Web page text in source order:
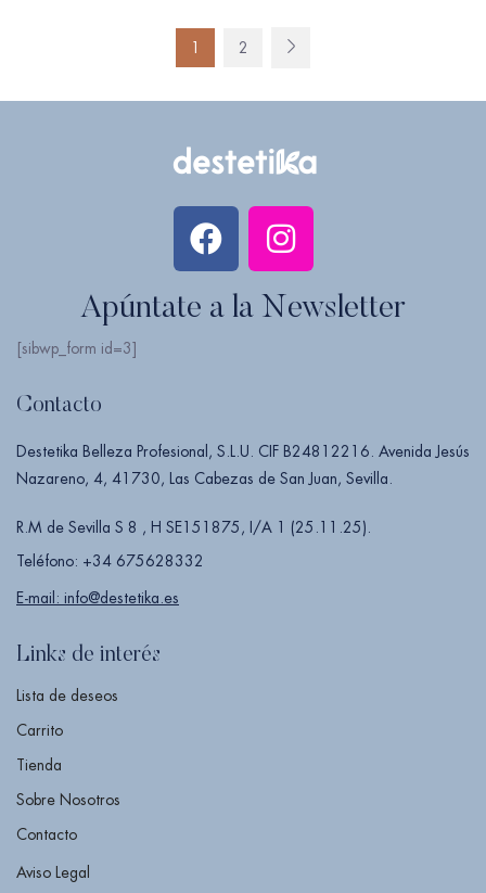
1 2
Apúntate a la Newsletter
[sibwp_form id=3]
Contacto
Destetika Belleza Profesional, S.L.U. CIF B24812216. Avenida Jesús
Nazareno, 4, 41730, Las Cabezas de San Juan, Sevilla.
R.M de Sevilla S 8 , H SE151875, I/A 1 (25.11.25).
Teléfono: +34 675628332
E-mail: info@destetika.es
Links de interés
Lista de deseos
Carrito
Tienda
Sobre Nosotros
Contacto
Aviso Legal